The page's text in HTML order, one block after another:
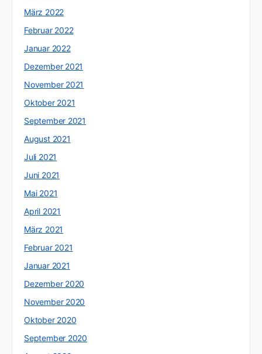
März 2022
Februar 2022
Januar 2022
Dezember 2021
November 2021
Oktober 2021
September 2021
August 2021
Juli 2021
Juni 2021
Mai 2021
April 2021
März 2021
Februar 2021
Januar 2021
Dezember 2020
November 2020
Oktober 2020
September 2020